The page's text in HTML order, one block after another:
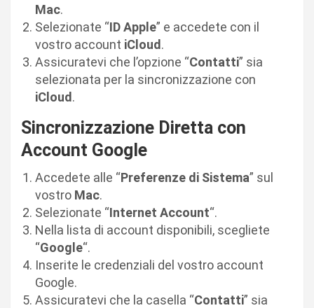
Mac.
Selezionate “ID Apple” e accedete con il
vostro account iCloud.
Assicuratevi che l’opzione “Contatti” sia
selezionata per la sincronizzazione con
iCloud.
Sincronizzazione Diretta con
Account Google
Accedete alle “Preferenze di Sistema” sul
vostro Mac.
Selezionate “Internet Account“.
Nella lista di account disponibili, scegliete
“Google“.
Inserite le credenziali del vostro account
Google.
Assicuratevi che la casella “Contatti” sia